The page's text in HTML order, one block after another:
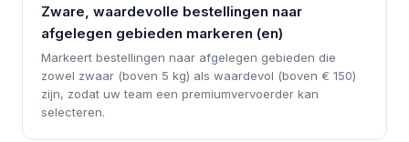
Zware, waardevolle bestellingen naar
afgelegen gebieden markeren (en)
Markeert bestellingen naar afgelegen gebieden die
zowel zwaar (boven 5 kg) als waardevol (boven € 150)
zijn, zodat uw team een premiumvervoerder kan
selecteren.